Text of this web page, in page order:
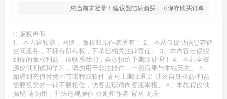
您当前未登录！建议登陆后购买，可保存购买订单
© 版权声明
1、本内容转载于网络，版权归原作者所有！ 2、本站仅提供信息存储
空间服务，不拥有所有权，不承担相关法律责任。 3、本内容若侵犯
到你的版权利益，请联系我们，会尽快给予删除处理！ 4、本站全资
源仅供测试和学习，请勿用于非法操作，一切后果与本站无关。 5、
如遇到充值付费环节课程或软件 请马上删除退出 涉及自身权益/利益
需要投资的一律不要相信，访客发现请向客服举报。 6、本教程仅供
揭秘 请勿用于非法违规操作 否则和作者 官网 无关